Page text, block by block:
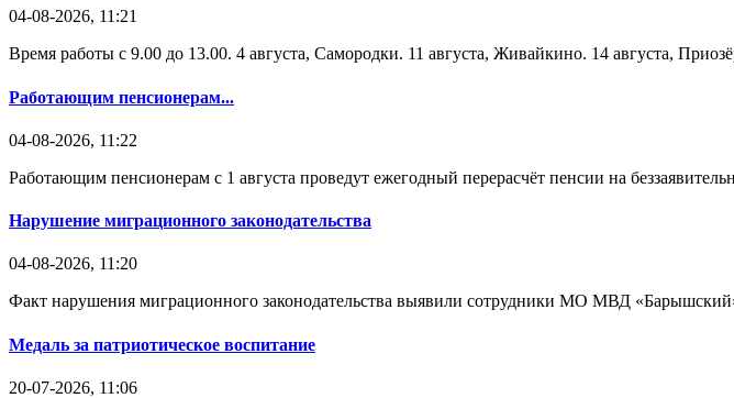
04-08-2026, 11:21
Время работы с 9.00 до 13.00. 4 августа, Самородки. 11 августа, Живайкино. 14 августа,
Работающим пенсионерам...
04-08-2026, 11:22
Работающим пенсионерам с 1 августа проведут ежегодный перерасчёт пенсии на
Нарушение миграционного законодательства
04-08-2026, 11:20
Факт нарушения миграционного законодательства выявили сотрудники МО МВД
Медаль за патриотическое воспитание
20-07-2026, 11:06